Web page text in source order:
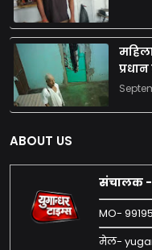
ABOUT US
संचालक -
MO-
मेल-